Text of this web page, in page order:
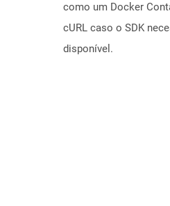
como um Docker
cURL caso o SDK
disponível.